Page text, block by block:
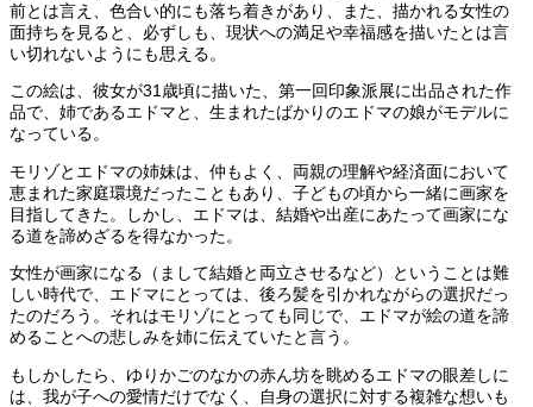
前とは言え、色合い的にも落ち着きがあり、また、描かれる女性の
面持ちを見ると、必ずしも、現状への満足や幸福感を描いたとは言
い切れないようにも思える。
この絵は、彼女が31歳頃に描いた、第一回印象派展に出品された作
品で、姉であるエドマと、生まれたばかりのエドマの娘がモデルに
なっている。
モリゾとエドマの姉妹は、仲もよく、両親の理解や経済面において
恵まれた家庭環境だったこともあり、子どもの頃から一緒に画家を
目指してきた。しかし、エドマは、結婚や出産にあたって画家にな
る道を諦めざるを得なかった。
女性が画家になる（まして結婚と両立させるなど）ということは難
しい時代で、エドマにとっては、後ろ髪を引かれながらの選択だっ
たのだろう。それはモリゾにとっても同じで、エドマが絵の道を諦
めることへの悲しみを姉に伝えていたと言う。
もしかしたら、ゆりかごのなかの赤ん坊を眺めるエドマの眼差しに
は、我が子への愛情だけでなく、自身の選択に対する複雑な想いも